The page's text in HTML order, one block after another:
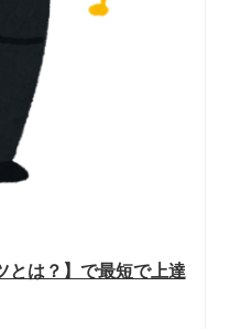
とは？】で最短で上達